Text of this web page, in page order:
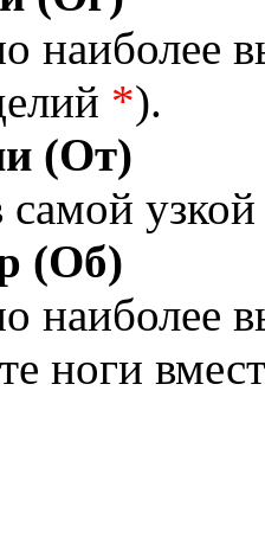
наиболее
*).
(От)
самой
(Об)
наиболее
ноги